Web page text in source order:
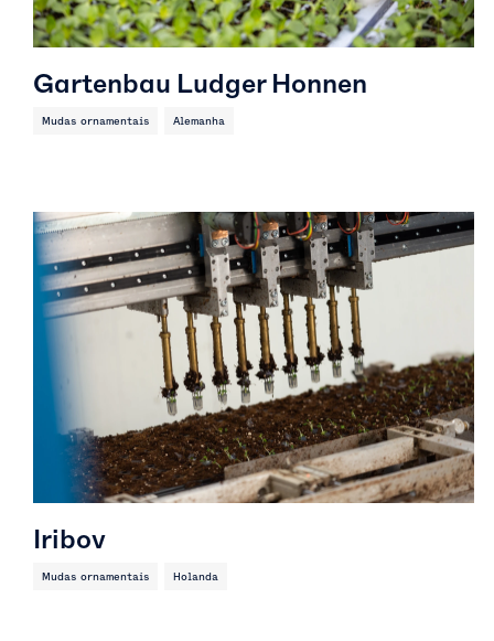
Gartenbau Ludger Honnen
Mudas ornamentais Alemanha
Iribov
Mudas ornamentais Holanda